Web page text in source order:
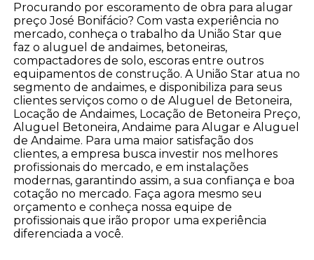
Procurando por escoramento de obra para alugar
preço José Bonifácio? Com vasta experiência no
mercado, conheça o trabalho da União Star que
faz o aluguel de andaimes, betoneiras,
compactadores de solo, escoras entre outros
equipamentos de construção. A União Star atua no
segmento de andaimes, e disponibiliza para seus
clientes serviços como o de Aluguel de Betoneira,
Locação de Andaimes, Locação de Betoneira Preço,
Aluguel Betoneira, Andaime para Alugar e Aluguel
de Andaime. Para uma maior satisfação dos
clientes, a empresa busca investir nos melhores
profissionais do mercado, e em instalações
modernas, garantindo assim, a sua confiança e boa
cotação no mercado. Faça agora mesmo seu
orçamento e conheça nossa equipe de
profissionais que irão propor uma experiência
diferenciada a você.